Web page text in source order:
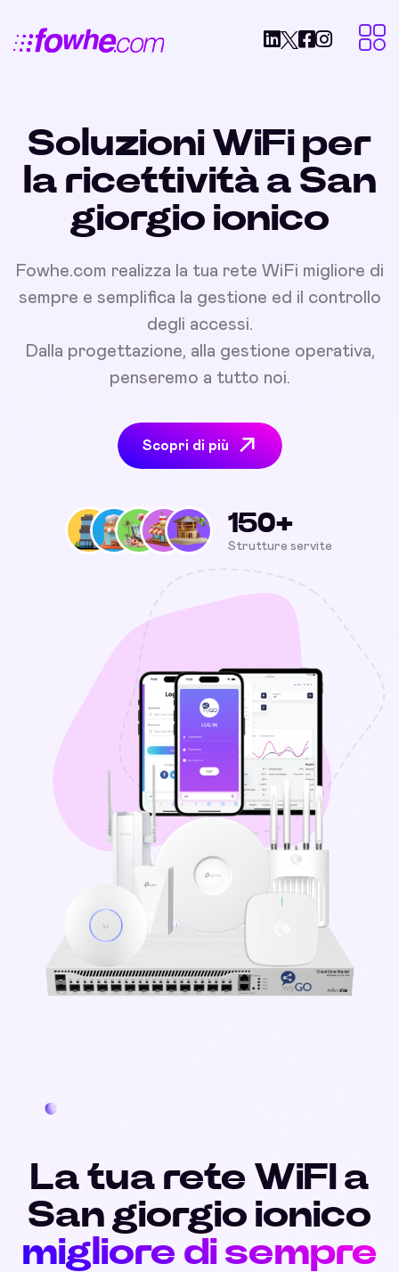
Soluzioni WiFi per
la ricettività a San
giorgio ionico
Fowhe.com realizza la tua rete WiFi migliore di
sempre e semplifica la gestione ed il controllo
degli accessi.
Dalla progettazione, alla gestione operativa,
penseremo a tutto noi.
Scopri di più
150+
Strutture servite
La tua rete WiFI a
San giorgio ionico
migliore di sempre